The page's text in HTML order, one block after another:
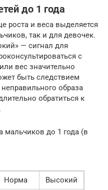
до 1 года
роста и веса выделяется
так и для девочек.
— сигнал для
с
вес значительно
быть следствием
образа
обратиться к
мальчиков до 1 года (в
Норма
Высокий